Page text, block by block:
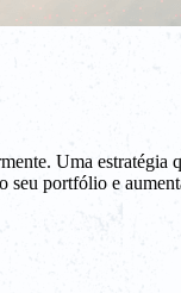
Uma
portfólio e